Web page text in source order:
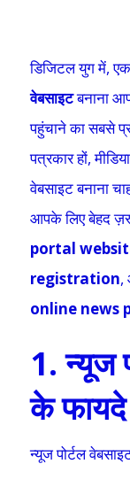
डिजिटल युग में,
वेबसाइटबनाना
पहुंचाने का सबसे
पत्रकार हों,
वेबसाइट बनाना
आपके लिए बेहद
portal
registration,
online news
1. न्यूज
के फायदे
न्यूज पोर्टल